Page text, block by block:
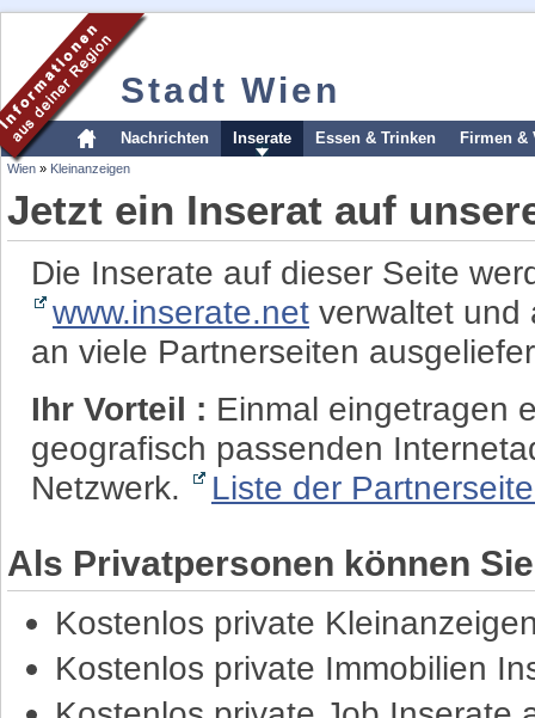
Stadt Wien
Nachrichten Inserate Essen & Trinken Firmen &
Wien » Kleinanzeigen
Jetzt ein Inserat auf
Die Inserate auf dieser Seite
www.inserate.net verwaltet und
an viele Partnerseiten
Ihr Vorteil : Einmal eingetragen
geografisch passenden
Netzwerk.
Liste der
Als Privatpersonen können
Kostenlos private
Kostenlos private Immobilien